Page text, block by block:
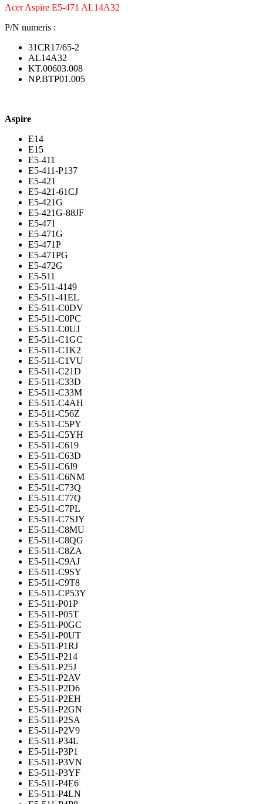
Acer Aspire E5-471 AL14A32
P/N numeris :
31CR17/65-2
AL14A32
KT.00603.008
NP.BTP01.005
Aspire
E14
E15
E5-411
E5-411-P137
E5-421
E5-421-61CJ
E5-421G
E5-421G-88JF
E5-471
E5-471G
E5-471P
E5-471PG
E5-472G
E5-511
E5-511-4149
E5-511-41EL
E5-511-C0DV
E5-511-C0PC
E5-511-C0UJ
E5-511-C1GC
E5-511-C1K2
E5-511-C1VU
E5-511-C21D
E5-511-C33D
E5-511-C33M
E5-511-C4AH
E5-511-C56Z
E5-511-C5PY
E5-511-C5YH
E5-511-C619
E5-511-C63D
E5-511-C6J9
E5-511-C6NM
E5-511-C73Q
E5-511-C77Q
E5-511-C7PL
E5-511-C7SJY
E5-511-C8MU
E5-511-C8QG
E5-511-C8ZA
E5-511-C9AJ
E5-511-C9SY
E5-511-C9T8
E5-511-CP53Y
E5-511-P01P
E5-511-P05T
E5-511-P0GC
E5-511-P0UT
E5-511-P1RJ
E5-511-P214
E5-511-P25J
E5-511-P2AV
E5-511-P2D6
E5-511-P2EH
E5-511-P2GN
E5-511-P2SA
E5-511-P2V9
E5-511-P34L
E5-511-P3P1
E5-511-P3VN
E5-511-P3YF
E5-511-P4E6
E5-511-P4LN